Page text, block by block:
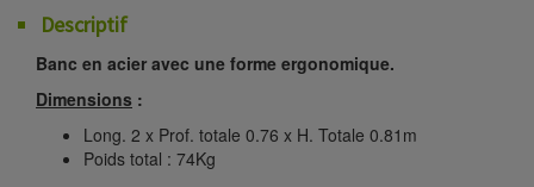
Descriptif
Banc en acier avec une forme ergonomique.
Dimensions :
Long. 2 x Prof. totale 0.76 x H. Totale 0.81m
Poids total : 74Kg